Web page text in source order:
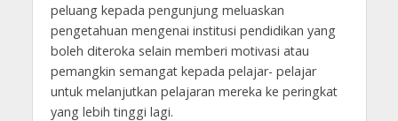
peluang kepada pengunjung meluaskan
pengetahuan mengenai institusi pendidikan yang
boleh diteroka selain memberi motivasi atau
pemangkin semangat kepada pelajar- pelajar
untuk melanjutkan pelajaran mereka ke peringkat
yang lebih tinggi lagi.